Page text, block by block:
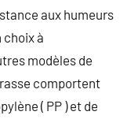
aux humeurs
choix à
modèles de
comportent
( PP ) et de